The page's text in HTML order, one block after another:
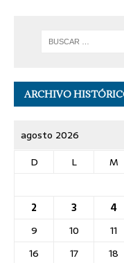
ARCHIVO
agosto 2026
D
L M
2
3 4
9
10 11
16
17 18